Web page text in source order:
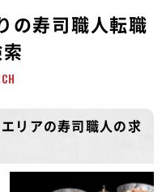
の寿司職人転職
リアの寿司職人の求